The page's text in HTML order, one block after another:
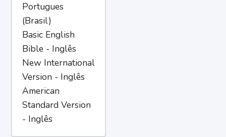
Portugues
(Brasil)
Basic English
Bible - Inglês
New International
Version - Inglês
American
Standard Version
- Inglês